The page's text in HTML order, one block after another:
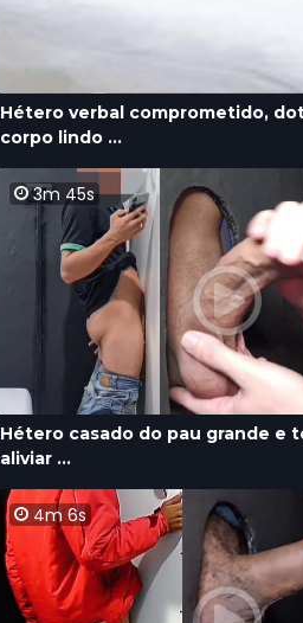
Hétero verbal comprometido,
corpo lindo ...
3m 45s
Hétero casado do pau grande e
aliviar ...
4m 6s